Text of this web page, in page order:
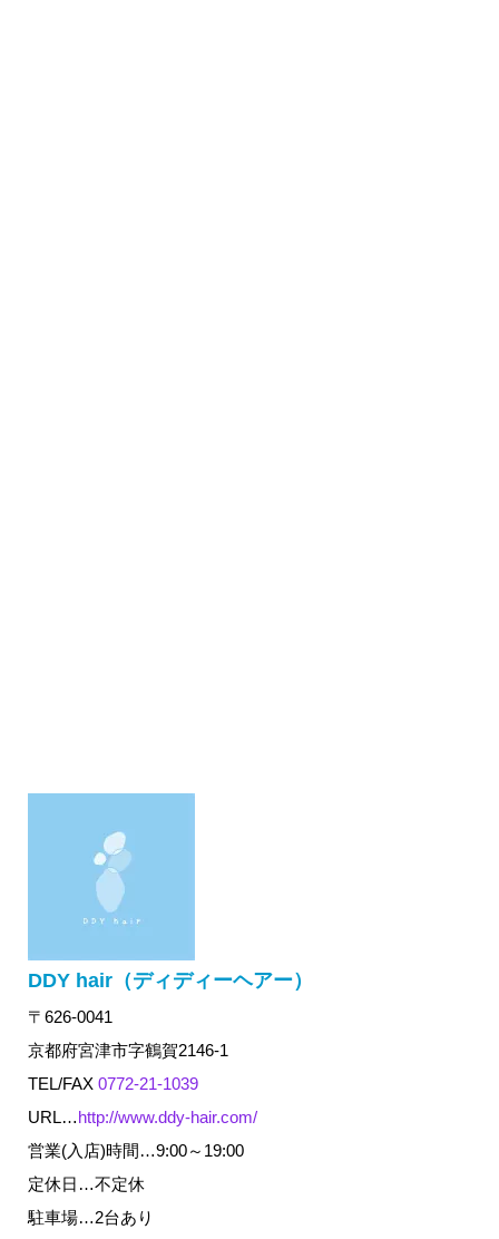
DDY hair（ディディーヘアー）
〒626-0041
京都府宮津市字鶴賀2146-1
TEL/FAX 0772-21-1039
URL…http://www.ddy-hair.com/
営業(入店)時間…9:00～19:00
定休日…不定休
駐車場…2台あり